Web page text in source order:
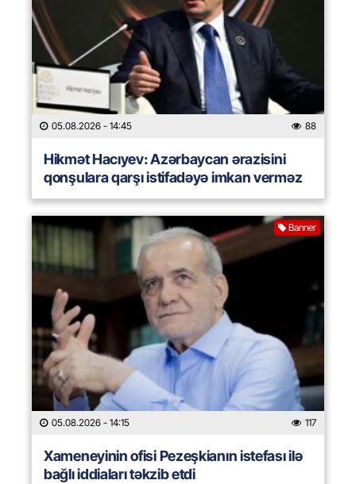
05.08.2026 - 14:45 88
Hikmət Hacıyev: Azərbaycan ərazisini
qonşulara qarşı istifadəyə imkan verməz
Banner
05.08.2026 - 14:15 117
Xameneyinin ofisi Pezeşkianın istefası ilə
bağlı iddiaları təkzib etdi